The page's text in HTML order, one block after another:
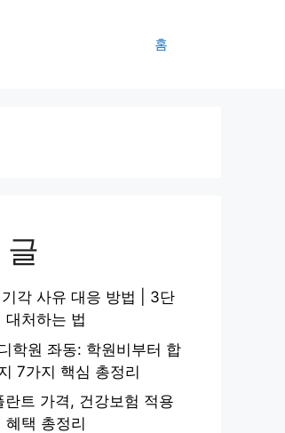
홈
글
각 사유 대응 방법 | 3단
대처하는 법
학원 좌동: 학원비부터 합
7가지 핵심 총정리
란트 가격, 건강보험 적용
혜택 총정리